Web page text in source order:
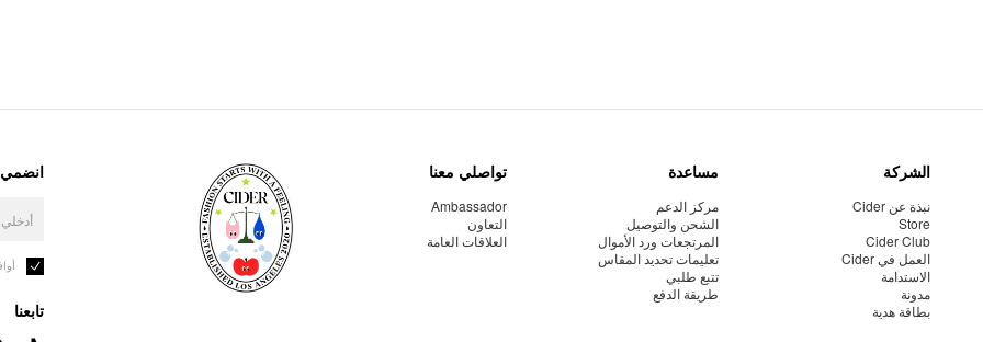
الشركة
نبذة عن Cider
Store
Cider Club
العمل في Cider
الاستدامة
مدونة
بطاقة هدية
مساعدة
مركز الدعم
الشحن والتوصيل
المرتجعات ورد الأموال
تعليمات تحديد المقاس
تتبع طلبي
طريقة الدفع
تواصلي معنا
Ambassador
التعاون
العلاقات العامة
انضمي
تابعنا